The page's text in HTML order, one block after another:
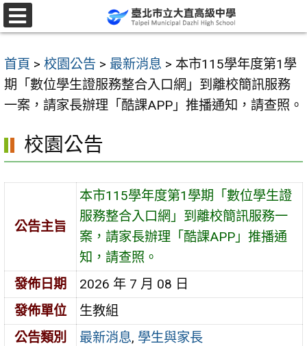
跳
至
要
內
首頁 > 校園公告 > 最新消息 > 本市115學年度第1學
期「數位學生證服務整合入口網」到離校簡訊服務
一案，請家長辦理「酷課APP」推播通知，請查照。
校園公告
公告主旨
本市115學年度第1學期「數位學生證
服務整合入口網」到離校簡訊服務一
案，請家長辦理「酷課APP」推播通
知，請查照。
發佈日期
2026 年 7 月 08 日
發佈單位
生教組
公告類別
最新消息, 學生與家長
選
單